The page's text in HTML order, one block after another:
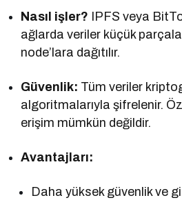
Nasıl işler? IPFS veya
ağlarda veriler küçük
node’lara dağıtılır.
Güvenlik: Tüm veriler
algoritmalarıyla şifrelenir.
erişim mümkün değildir.
Avantajları:
Daha yüksek güvenlik ve